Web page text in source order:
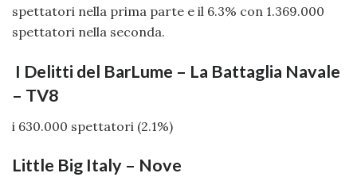
spettatori nella prima parte e il 6.3% con 1.369.000
spettatori nella seconda.
I Delitti del BarLume – La Battaglia Navale
– TV8
i 630.000 spettatori (2.1%)
Little Big Italy – Nove